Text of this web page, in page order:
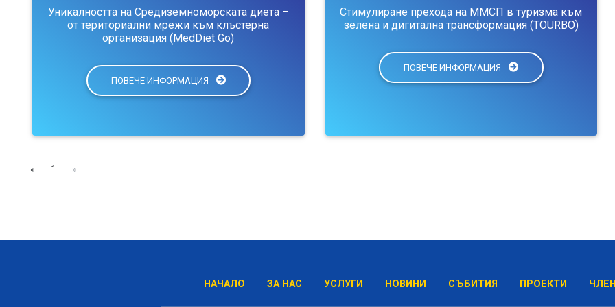
Уникалността на Средиземноморската диета –
от териториални мрежи към клъстерна
организация (MedDiet Go)
ПОВЕЧЕ ИНФОРМАЦИЯ
Стимулиране прехода на ММСП в туризма към
зелена и дигитална трансформация (TOURBO)
ПОВЕЧЕ ИНФОРМАЦИЯ
« 1 »
НАЧАЛО ЗА НАС УСЛУГИ НОВИНИ СЪБИТИЯ ПРОЕКТИ